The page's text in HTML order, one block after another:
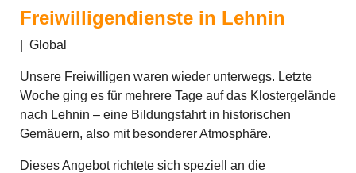
Freiwilligendienste in Lehnin
Global
Unsere Freiwilligen waren wieder unterwegs. Letzte
Woche ging es für mehrere Tage auf das Klostergelände
nach Lehnin – eine Bildungsfahrt in historischen
Gemäuern, also mit besonderer Atmosphäre.
Dieses Angebot richtete sich speziell an die